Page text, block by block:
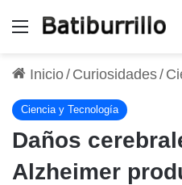
Menú
Inicio/ Curiosidades/
Ciencia y Tecnología
Daños
Alzheimer